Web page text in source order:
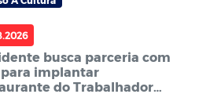
busca parceria com
para implantar
do Trabalhador